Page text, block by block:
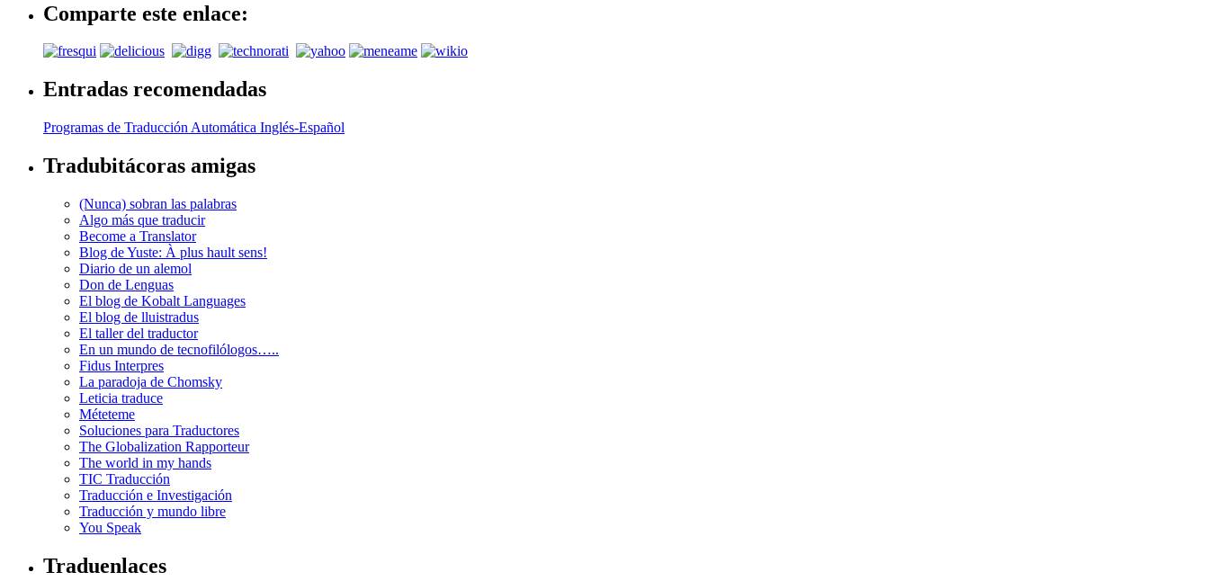
Comparte este enlace:
Entradas recomendadas
Programas de Traducción Automática Inglés-Español
Tradubitácoras amigas
(Nunca) sobran las palabras
Algo más que traducir
Become a Translator
Blog de Yuste: À plus hault sens!
Diario de un alemol
Don de Lenguas
El blog de Kobalt Languages
El blog de lluistradus
El taller del traductor
En un mundo de tecnofilólogos…..
Fidus Interpres
La paradoja de Chomsky
Leticia traduce
Méteteme
Soluciones para Traductores
The Globalization Rapporteur
The world in my hands
TIC Traducción
Traducción e Investigación
Traducción y mundo libre
You Speak
Traduenlaces